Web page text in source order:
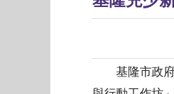
基隆市政府